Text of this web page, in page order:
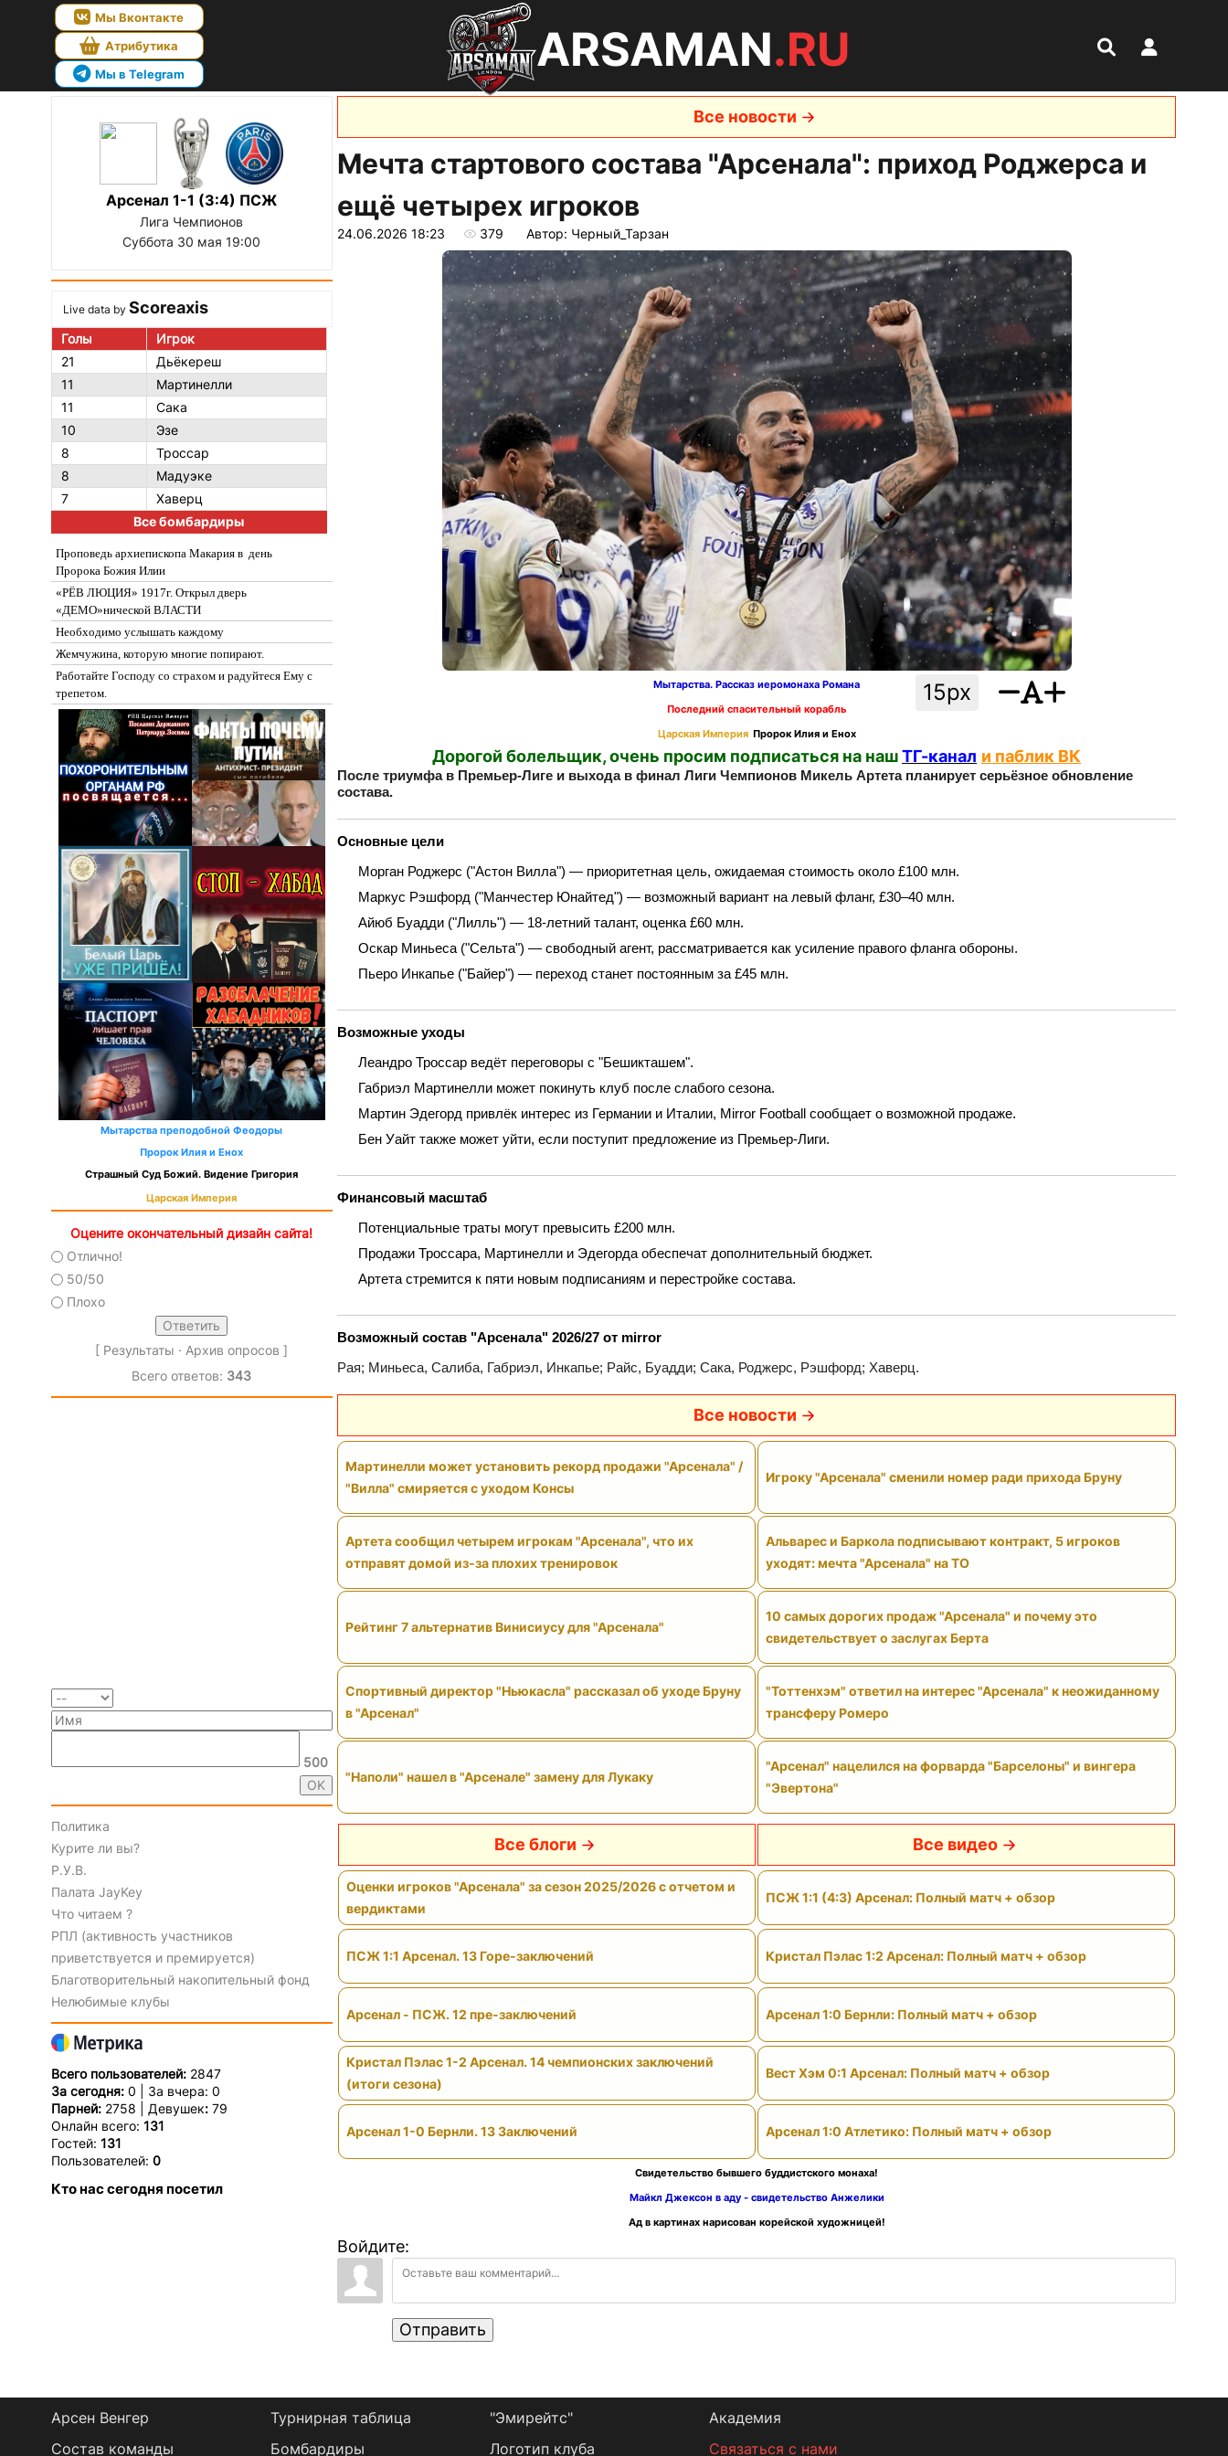
Мы Вконтакте
Атрибутика
Мы в Telegram
ARSAMAN.RU
Арсенал 1-1 (3:4) ПСЖ
Лига Чемпионов
Суббота 30 мая 19:00
Live data by Scoreaxis
Голы
Игрок
21
Дьёкереш
11
Мартинелли
11
Сака
10
Эзе
8
Троссар
8
Мадуэке
7
Хаверц
Все бомбардиры
Проповедь архиепископа Макария в день
Пророка Божия Илии
«РЁВ ЛЮЦИЯ» 1917г. Открыл дверь
«ДЕМО»нической ВЛАСТИ
Необходимо услышать каждому
Жемчужина, которую многие попирают.
Работайте Господу со страхом и радуйтеся Ему с
трепетом.
Мытарства преподобной Феодоры
Пророк Илия и Енох
Страшный Суд Божий. Видение Григория
Царская Империя
Оцените окончательный дизайн сайта!
Отлично!
50/50
Плохо
[ Результаты · Архив опросов ]
Всего ответов: 343
500
Политика
Курите ли вы?
Р.У.В.
Палата JayKey
Что читаем ?
РПЛ (активность участников
приветствуется и премируется)
Благотворительный накопительный фонд
Нелюбимые клубы
Всего пользователей: 2847
За сегодня: 0 | За вчера: 0
Парней: 2758 | Девушек:79
Онлайн всего: 131
Гостей: 131
Пользователей: 0
Кто нас сегодня посетил
Все новости
Мечта стартового состава "Арсенала": приход Роджерса и
ещё четырех игроков
24.06.2026 18:23 379 Автор: Черный_Тарзан
15px
Мытарства. Рассказ иеромонаха Романа
Последний спасительный корабль
Царская Империя Пророк Илия и Енох
Дорогой болельщик, очень просим подписаться на нашТГ-канал и паблик ВК
После триумфа в Премьер‑Лиге и выхода в финал Лиги Чемпионов Микель Артета планирует серьёзное обновление
состава.
Основные цели
Морган Роджерс ("Астон Вилла") — приоритетная цель, ожидаемая стоимость около £100 млн.
Маркус Рэшфорд ("Манчестер Юнайтед") — возможный вариант на левый фланг, £30–40 млн.
Айюб Буадди ("Лилль") — 18‑летний талант, оценка £60 млн.
Оскар Миньеса ("Сельта") — свободный агент, рассматривается как усиление правого фланга обороны.
Пьеро Инкапье ("Байер") — переход станет постоянным за £45 млн.
Возможные уходы
Леандро Троссар ведёт переговоры с "Бешикташем".
Габриэл Мартинелли может покинуть клуб после слабого сезона.
Мартин Эдегорд привлёк интерес из Германии и Италии, Mirror Football сообщает о возможной продаже.
Бен Уайт также может уйти, если поступит предложение из Премьер‑Лиги.
Финансовый масштаб
Потенциальные траты могут превысить £200 млн.
Продажи Троссара, Мартинелли и Эдегорда обеспечат дополнительный бюджет.
Артета стремится к пяти новым подписаниям и перестройке состава.
Возможный состав "Арсенала" 2026/27 от mirror
Рая; Миньеса, Салиба, Габриэл, Инкапье; Райс, Буадди; Сака, Роджерс, Рэшфорд; Хаверц.
Все новости
Мартинелли может установить рекорд продажи "Арсенала" /
"Вилла" смиряется с уходом Консы
Игроку "Арсенала" сменили номер ради прихода Бруну
Артета сообщил четырем игрокам "Арсенала", что их
отправят домой из-за плохих тренировок
Альварес и Баркола подписывают контракт, 5 игроков
уходят: мечта "Арсенала" на ТО
Рейтинг 7 альтернатив Винисиусу для "Арсенала"
10 самых дорогих продаж "Арсенала" и почему это
свидетельствует о заслугах Берта
Спортивный директор "Ньюкасла" рассказал об уходе Бруну
в "Арсенал"
"Тоттенхэм" ответил на интерес "Арсенала" к неожиданному
трансферу Ромеро
"Наполи" нашел в "Арсенале" замену для Лукаку
"Арсенал" нацелился на форварда "Барселоны" и вингера
"Эвертона"
Все блоги
Оценки игроков "Арсенала" за сезон 2025/2026 с отчетом и
вердиктами
ПСЖ 1:1 Арсенал. 13 Горе-заключений
Арсенал - ПСЖ. 12 пре-заключений
Кристал Пэлас 1-2 Арсенал. 14 чемпионских заключений
(итоги сезона)
Арсенал 1-0 Бернли. 13 Заключений
Все видео
ПСЖ 1:1 (4:3) Арсенал: Полный матч + обзор
Кристал Пэлас 1:2 Арсенал: Полный матч + обзор
Арсенал 1:0 Бернли: Полный матч + обзор
Вест Хэм 0:1 Арсенал: Полный матч + обзор
Арсенал 1:0 Атлетико: Полный матч + обзор
Свидетельство бывшего буддистского монаха!
Майкл Джексон в аду - свидетельство Анжелики
Ад в картинах нарисован корейской художницей!
Войдите:
Отправить
Арсен Венгер
Состав команды
Турнирная таблица
Бомбардиры
"Эмирейтс"
Логотип клуба
Академия
Связаться с нами